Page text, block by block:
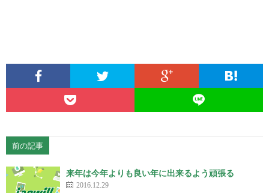
前の記事
来年は今年よりも良い年に出来るよう頑張る
2016.12.29